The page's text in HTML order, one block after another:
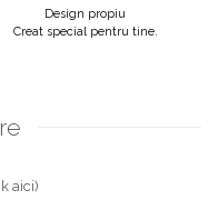
Design propiu
Creat special pentru tine.
aici)